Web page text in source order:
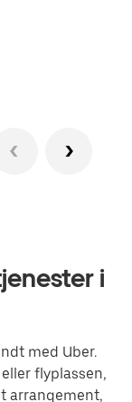
i
med Uber.
flyplassen,
arrangement,